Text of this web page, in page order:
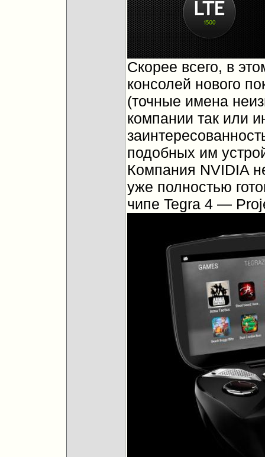
Скорее всего, в
консолей нового
(точные имена
компании так или
подобных им
Компания NVIDIA
уже полностью
чипе Tegra 4 —